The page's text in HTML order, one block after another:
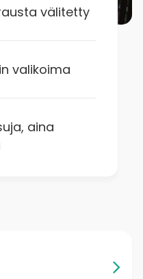
välitetty
valikoima
aina